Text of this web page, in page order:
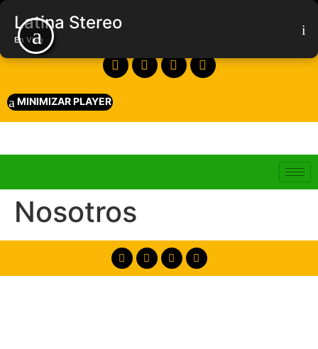
MINIMIZAR PLAYER
Nosotros
Latina Stereo
En Vivo